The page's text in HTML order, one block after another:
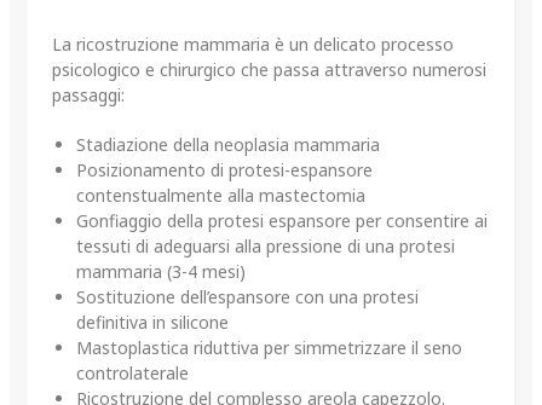
La ricostruzione mammaria è un delicato processo
psicologico e chirurgico che passa attraverso numerosi
passaggi:
Stadiazione della neoplasia mammaria
Posizionamento di protesi-espansore
contenstualmente alla mastectomia
Gonfiaggio della protesi espansore per consentire ai
tessuti di adeguarsi alla pressione di una protesi
mammaria (3-4 mesi)
Sostituzione dell’espansore con una protesi
definitiva in silicone
Mastoplastica riduttiva per simmetrizzare il seno
controlaterale
Ricostruzione del complesso areola capezzolo.